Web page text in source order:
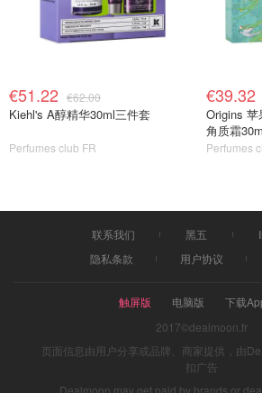
Arrowe Park Hospital 这个地方，在英
是一个医院，更像是英国公共卫生历史
照常运行，门诊照常开放，官方也没有
施。 从处理流程上看，现在的英国卫
经成熟很多，无论是隔离安排、人员转
用过度恐慌，但也能感受到，经历过
入型传染病的反应速度，确实已经和以
€51.22 €62.00
Kiehl's A醇精华30ml三件套
Perfumes club FR
€39.32
Origins
角质霜
Perfumes
联系我们 黑五
隐私条款
用户协议
触屏版 电脑版
下载
2017©dealmoon.fr
页面信息由用户分享或品牌、商家提供，由
扣广告
Dealmoon may get paid by brands or